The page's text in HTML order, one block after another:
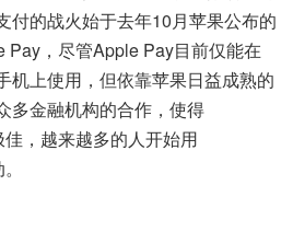
付的战火始于去年10月苹果公布的
Pay，尽管Apple Pay目前仅能在
机上使用，但依靠苹果日益成熟的
多金融机构的合作，使得
，越来越多的人开始用